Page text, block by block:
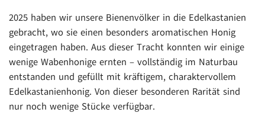
2025 haben wir unsere Bienenvölker in die Edelkastanien
gebracht, wo sie einen besonders aromatischen Honig
eingetragen haben. Aus dieser Tracht konnten wir einige
wenige Wabenhonige ernten – vollständig im Naturbau
entstanden und gefüllt mit kräftigem, charaktervollem
Edelkastanienhonig. Von dieser besonderen Rarität sind
nur noch wenige Stücke verfügbar.